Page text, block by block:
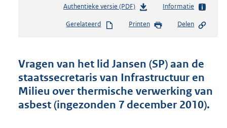
Authentieke versie (PDF)b
s
d
s
g
r
Informatie
Gerelateerd Printen Delen
Vragen van het lid Jansen (SP) aan de
staatssecretaris van Infrastructuur en
Milieu over thermische verwerking van
asbest (ingezonden 7 december 2010).